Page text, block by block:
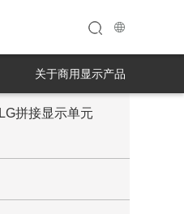
关于商用显示产品
LG拼接显示单元